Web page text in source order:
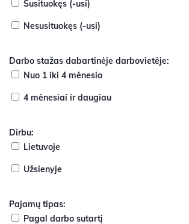
Susituokęs (-usi)
Nesusituokęs (-usi)
Darbo stažas dabartinėje darbovietėje:
Nuo 1 iki 4 mėnesio
4 mėnesiai ir daugiau
Dirbu:
Lietuvoje
Užsienyje
Pajamų tipas:
Pagal darbo sutartį